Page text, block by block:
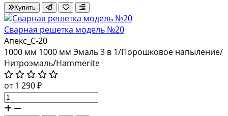
Купить
Сварная решетка модель №20
Апекс_С-20
1000 мм 1000 мм Эмаль 3 в 1/Порошковое напыление/
Нитроэмаль/Hammerite
от 1 290 ₽